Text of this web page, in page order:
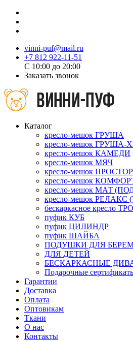
vinni-puf@mail.ru
+7 812 922-11-51
C 10:00 до 20:00
Заказать звонок
Каталог
кресло-мешок ГРУША
кресло-мешок ГРУША-
кресло-мешок КАМЕДИ
кресло-мешок МЯЧ
кресло-мешок
кресло-мешок
кресло-мешок МАТ
кресло-мешок
бескаркасное кресло
пуфик КУБ
пуфик ЦИЛИНДР
пуфик ШАЙБА
ПОДУШКИ ДЛЯ
ДЛЯ ДЕТЕЙ
БЕСКАРКАСНЫЕ
Подарочные
Гарантии
Доставка
Оплата
Оптовикам
Ткани
О нас
Контакты